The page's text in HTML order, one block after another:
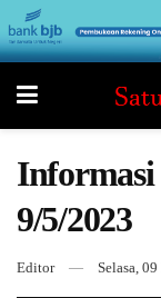
Informasi
9/5/2023
Editor Selasa,